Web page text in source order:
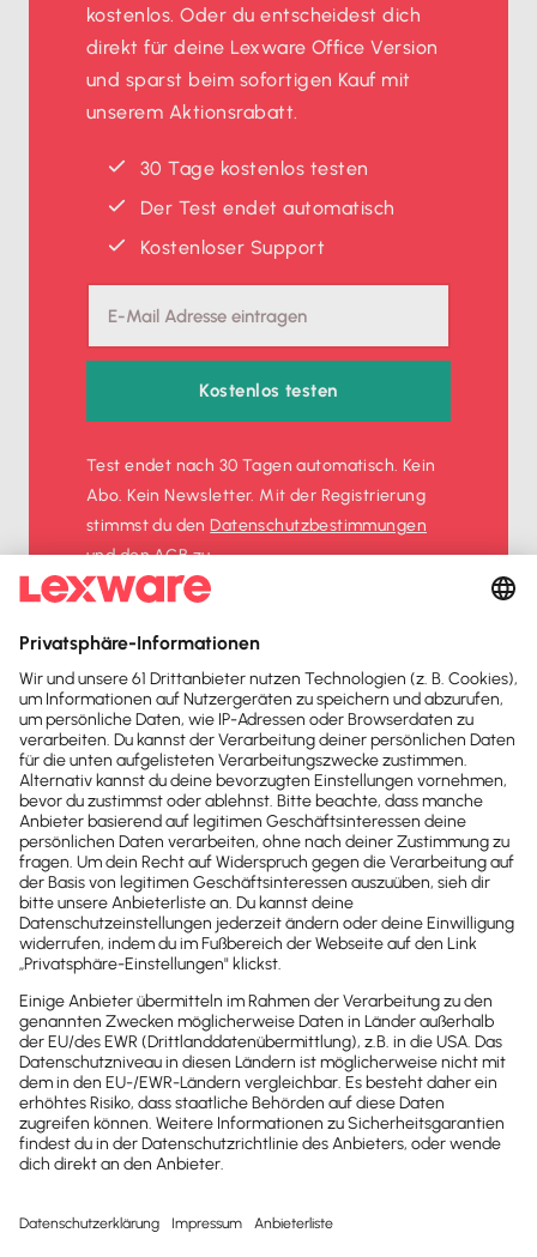
kostenlos. Oder du entscheidest dich
direkt für deine Lexware Office Version
und sparst beim sofortigen Kauf mit
unserem Aktionsrabatt.
30 Tage kostenlos testen
Der Test endet automatisch
Kostenloser Support
Kostenlos testen
Test endet nach 30 Tagen automatisch. Kein
Abo. Kein Newsletter. Mit der Registrierung
stimmst du denDatenschutz­bestimmungen
und denAGBzu.
Newsletter
Brandheiße
News direkt in
dein Postfach
Möchtest du zukünftig
wichtige News zu
Gesetzesänderungen,
hilfreiche Praxis-Tipps und
kostenlose Tools für
Unternehmen erhalten?
Dann abonniere unseren